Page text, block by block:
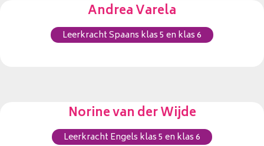
Andrea Varela
Leerkracht Spaans klas 5 en klas 6
Norine van der Wijde
Leerkracht Engels klas 5 en klas 6